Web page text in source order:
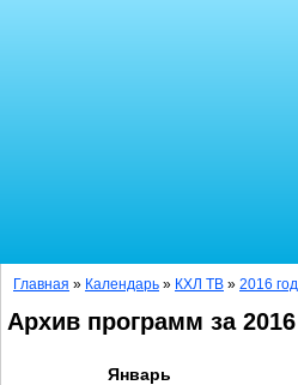
Главная » Календарь » КХЛ ТВ » 2016 год
Архив программ за
Январь